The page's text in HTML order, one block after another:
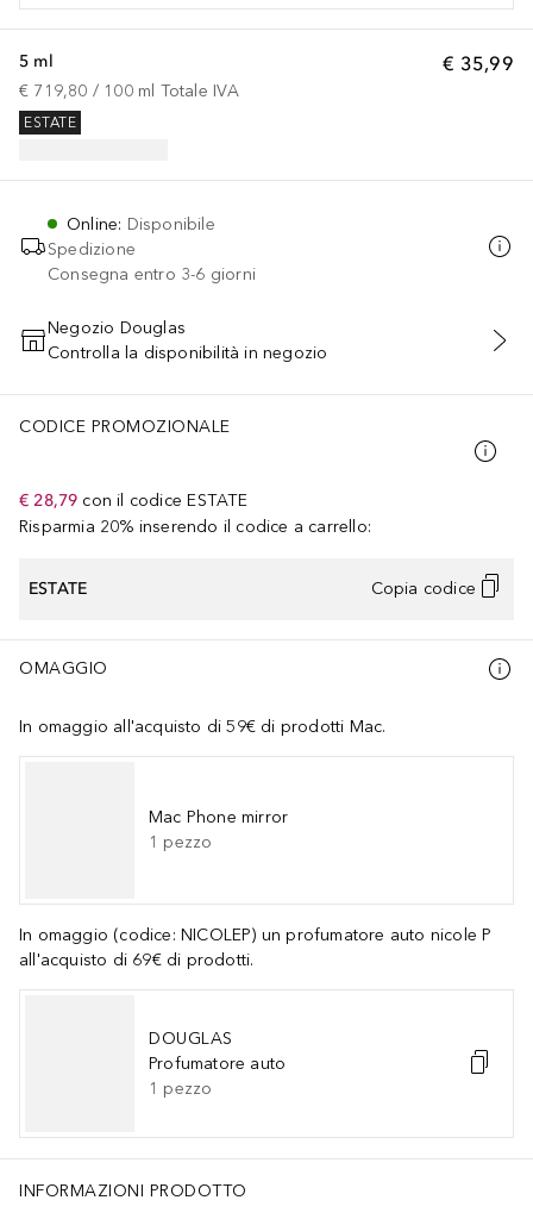
€ 35,99
5 ml
€ 719,80 / 100 ml Totale IVA
ESTATE
Online: Disponibile
Spedizione
Consegna entro 3-6 giorni
AGGIUNGI AL CARRELLO
Negozio Douglas
Controlla la disponibilità in negozio
CODICE PROMOZIONALE
€ 28,79 con il codice ESTATE
Risparmia 20% inserendo il codice a carrello:
ESTATE Copia codice
OMAGGIO
In omaggio all'acquisto di 59€ di prodotti Mac.
Mac Phone mirror
1 pezzo
In omaggio (codice: NICOLEP) un profumatore auto nicole P
all'acquisto di 69€ di prodotti.
DOUGLAS
Profumatore auto
1 pezzo
INFORMAZIONI PRODOTTO